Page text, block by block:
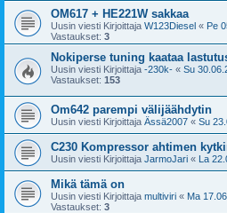
OM617 + HE221W sakkaa
Uusin viesti Kirjoittaja W123Diesel « Pe
Vastaukset: 3
Nokiperse tuning kaataa
Uusin viesti Kirjoittaja -230k- « Su
Vastaukset: 153
Om642 parempi välijäähdytin
Uusin viesti Kirjoittaja Ässä2007 « Su
C230 Kompressor ahtimen
Uusin viesti Kirjoittaja JarmoJari « La
Mikä tämä on
Uusin viesti Kirjoittaja multiviri « Ma
Vastaukset: 3